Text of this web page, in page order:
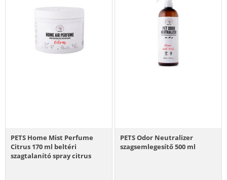
PETS Home Mist Perfume
Citrus 170 ml beltéri
szagtalanító spray citrus
PETS Odor Neutralizer
szagsemlegesítő 500 ml